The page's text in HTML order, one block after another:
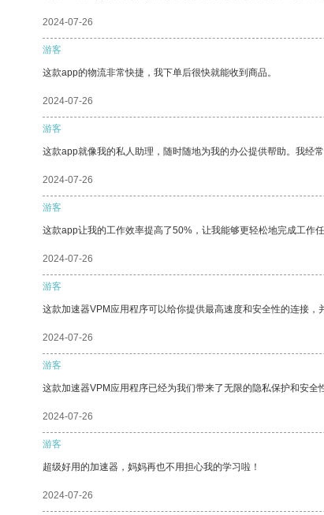
2024-07-26
游客
这款app的物流非常快捷，我下单后很快就能收到商品。
2024-07-26
游客
这款app就像我的私人助理，随时随地为我的办公提供帮助。我经
2024-07-26
游客
这款app让我的工作效率提高了50%，让我能够更轻松地完成工作
2024-07-26
游客
这款加速器VPM应用程序可以给你提供最高速度和安全性的连接，
2024-07-26
游客
这款加速器VPM应用程序已经为我们带来了无限的隐私保护和安全
2024-07-26
游客
超级好用的加速器，妈妈再也不用担心我的学习啦！
2024-07-26